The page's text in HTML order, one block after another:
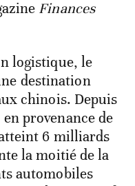
Finances
logistique, le
destination
chinois. Depuis
provenance de
6 milliards
la moitié de la
automobiles